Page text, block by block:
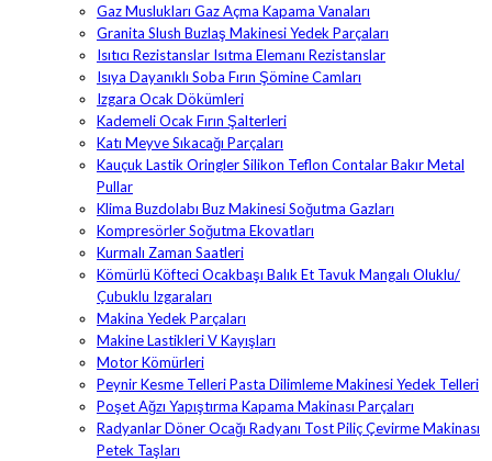
Gaz Muslukları Gaz Açma Kapama Vanaları
Granita Slush Buzlaş Makinesi Yedek Parçaları
Isıtıcı Rezistanslar Isıtma Elemanı Rezistanslar
Isıya Dayanıklı Soba Fırın Şömine Camları
Izgara Ocak Dökümleri
Kademeli Ocak Fırın Şalterleri
Katı Meyve Sıkacağı Parçaları
Kauçuk Lastik Oringler Silikon Teflon Contalar Bakır Metal
Pullar
Klima Buzdolabı Buz Makinesi Soğutma Gazları
Kompresörler Soğutma Ekovatları
Kurmalı Zaman Saatleri
Kömürlü Köfteci Ocakbaşı Balık Et Tavuk Mangalı Oluklu/
Çubuklu Izgaraları
Makina Yedek Parçaları
Makine Lastikleri V Kayışları
Motor Kömürleri
Peynir Kesme Telleri Pasta Dilimleme Makinesi Yedek Telleri
Poşet Ağzı Yapıştırma Kapama Makinası Parçaları
Radyanlar Döner Ocağı Radyanı Tost Piliç Çevirme Makinası
Petek Taşları